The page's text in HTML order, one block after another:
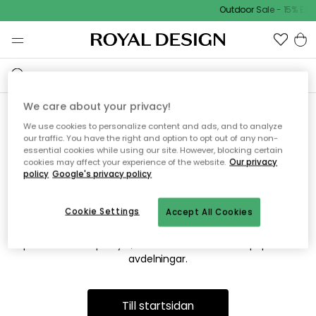
Outdoor Sale - 15%
Vi hittar tyvärr inte sidan du
söker
Detta kan bero på att sidan inte längre finns eller att den har
flyttats. Vi ber om ursäkt för besväret. I menyn ovan kan du
prova att söka på nytt, eller besöka en av våra populära
avdelningar.
Till startsidan
We care about your privacy!
We use cookies to personalize content and ads, and to analyze
our traffic. You have the right and option to opt out of any non-
essential cookies while using our site. However, blocking certain
cookies may affect your experience of the website. Our privacy
policy Google's privacy policy
Accept All Cookies
Cookie Settings